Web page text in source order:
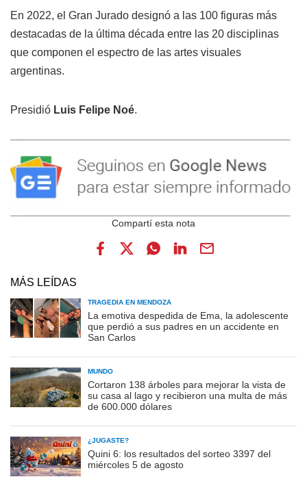
En 2022, el Gran Jurado designó a las 100 figuras más
destacadas de la última década entre las 20 disciplinas
que componen el espectro de las artes visuales
argentinas.
Presidió Luis Felipe Noé.
MÁS LEÍDAS
TRAGEDIA EN MENDOZA
La emotiva despedida de Ema, la adolescente
que perdió a sus padres en un accidente en
San Carlos
MUNDO
Cortaron 138 árboles para mejorar la vista de
su casa al lago y recibieron una multa de más
de 600.000 dólares
¿JUGASTE?
Quini 6: los resultados del sorteo 3397 del
miércoles 5 de agosto